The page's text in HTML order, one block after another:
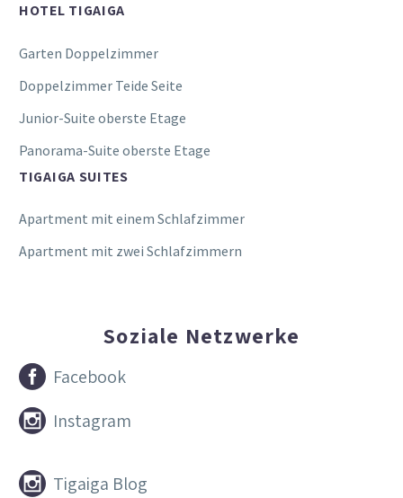
HOTEL TIGAIGA
Garten Doppelzimmer
Doppelzimmer Teide Seite
Junior-Suite oberste Etage
Panorama-Suite oberste Etage
TIGAIGA SUITES
Apartment mit einem Schlafzimmer
Apartment mit zwei Schlafzimmern
Soziale Netzwerke

 Facebook

 Instagram

 Tigaiga Blog